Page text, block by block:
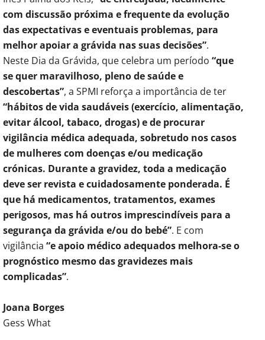
com discussão próxima e frequente da evolução
das expectativas e eventuais problemas, para
melhor apoiar a grávida nas suas decisões”.
Neste Dia da Grávida, que celebra um período “que
se quer maravilhoso, pleno de saúde e
descobertas”, a SPMI reforça a importância de ter
“hábitos de vida saudáveis (exercício, alimentação,
evitar álcool, tabaco, drogas) e de procurar
vigilância médica adequada, sobretudo nos casos
de mulheres com doenças e/ou medicação
crónicas. Durante a gravidez, toda a medicação
deve ser revista e cuidadosamente ponderada. É
que há medicamentos, tratamentos, exames
perigosos, mas há outros imprescindíveis para a
segurança da grávida e/ou do bebé”. E com
vigilância “e apoio médico adequados melhora-se o
prognóstico mesmo das gravidezes mais
complicadas”.
Joana Borges
Gess What